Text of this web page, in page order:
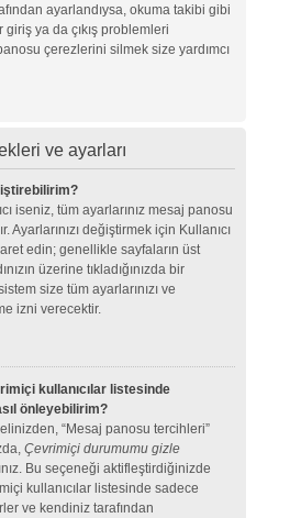
ayarlandıysa, okuma takibi gibi
ya da çıkış problemleri
çerezlerini silmek size yardımcı
ve ayarları
iseniz, tüm ayarlarınız mesaj panosu
Ayarlarınızı değiştirmek için Kullanıcı
edin; genellikle sayfaların üst
üzerine tıkladığınızda bir
size tüm ayarlarınızı ve
izni verecektir.
kullanıcılar listesinde
önleyebilirim?
“Mesaj panosu tercihleri”
Çevrimiçi durumumu gizle
Bu seçeneği aktifleştirdiğinizde
kullanıcılar listesinde sadece
ve kendiniz tarafından